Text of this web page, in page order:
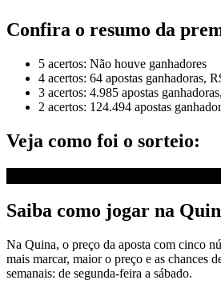
Confira o resumo da
5 acertos: Não houve ganhadores
4 acertos: 64 apostas ganhadoras,
3 acertos: 4.985 apostas
2 acertos: 124.494 apostas
Veja como foi o sorteio:
Saiba como jogar na
Na Quina, o preço da aposta com cinco
mais marcar, maior o preço e as chances
semanais: de segunda-feira a sábado.